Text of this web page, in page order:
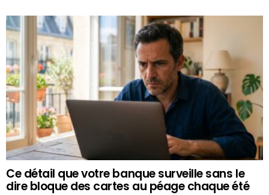
Ce détail que votre banque surveille sans le
dire bloque des cartes au péage chaque été